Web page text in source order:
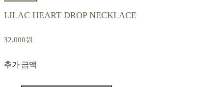
LILAC HEART DROP NECKLACE
32,000원
추가 금액